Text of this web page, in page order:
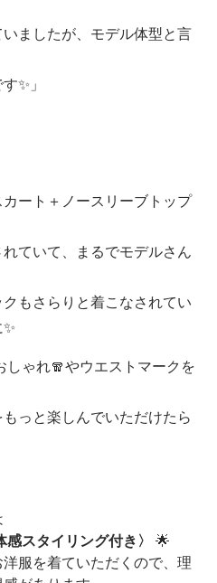
いましたが、モデル体型と言
✨」
ート＋ノースリーブトップ
ていて、まるでモデルさん
もさらりと着こなされてい
しゃれ🧣やウエストマークを
っと楽しんでいただけたら
スタイリング付き〉 🌟
服を着ていただくので、理